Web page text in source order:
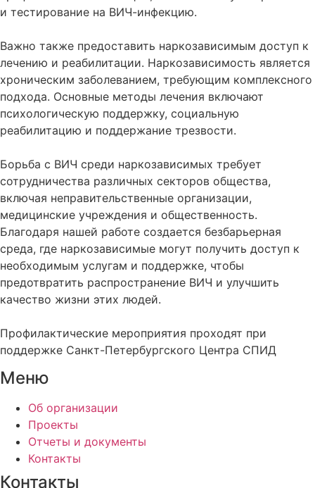
и тестирование на ВИЧ-инфекцию.
Важно также предоставить наркозависимым доступ к
лечению и реабилитации. Наркозависимость является
хроническим заболеванием, требующим комплексного
подхода. Основные методы лечения включают
психологическую поддержку, социальную
реабилитацию и поддержание трезвости.
Борьба с ВИЧ среди наркозависимых требует
сотрудничества различных секторов общества,
включая неправительственные организации,
медицинские учреждения и общественность.
Благодаря нашей работе создается безбарьерная
среда, где наркозависимые могут получить доступ к
необходимым услугам и поддержке, чтобы
предотвратить распространение ВИЧ и улучшить
качество жизни этих людей.
Профилактические мероприятия проходят при
поддержке Санкт-Петербургского Центра СПИД
Меню
Об организации
Проекты
Отчеты и документы
Контакты
Контакты